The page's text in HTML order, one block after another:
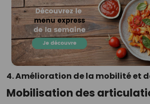
4. Amélioration de la mobilité et
Mobilisation des